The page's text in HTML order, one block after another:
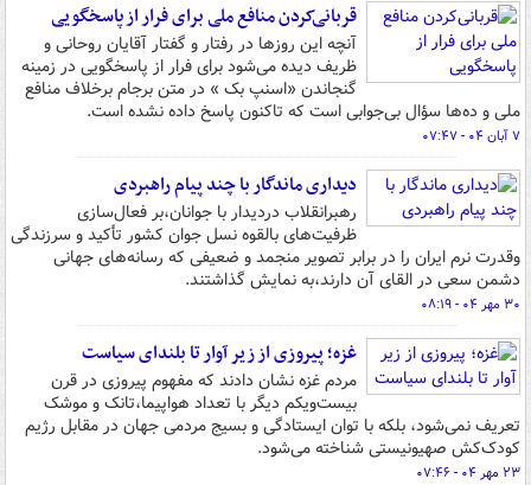
قربانی‌کردن منافع ملی برای فرار از پاسخگویی
آنچه این روزها در رفتار و گفتار آقایان روحانی و
ظریف دیده می‌شود برای فرار از پاسخگویی در زمینه
گنجاندن «اسنپ بک » در متن برجام برخلاف منافع
ملی و ده‌ها سؤال بی‌جوابی است که تاکنون پاسخ داده نشده است.
۷ آبان ۰۴ - ۰۷:۴۷
دیداری ماندگار با چند پیام راهبردی
رهبرانقلاب دردیدار با جوانان،بر فعال‌سازی
ظرفیت‌های بالقوه نسل جوان کشور تأکید و سرزندگی
وقدرت نرم ایران را در برابر تصویر منجمد و ضعیفی که رسانه‌های جهانی
دشمن سعی در القای آن دارند،به نمایش گذاشتند.
۳۰ مهر ۰۴ - ۰۸:۱۹
غزه؛ پیروزی از زیر آوار تا بلندای سیاست
مردم غزه نشان دادند که مفهوم پیروزی در قرن
بیست‌ویکم دیگر با تعداد هواپیما،‌تانک‌ و موشک
‌تعریف نمی‌شود، بلکه با توان ایستادگی و بسیج مردمی جهان در مقابل رژیم
کودک‌کش صهیونیستی شناخته می‌شود.
۲۳ مهر ۰۴ - ۰۷:۴۶